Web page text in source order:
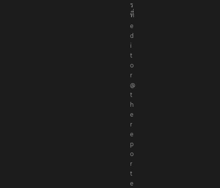
ร
ที่
e
d
i
t
o
r
@
t
h
e
r
e
p
o
r
t
e